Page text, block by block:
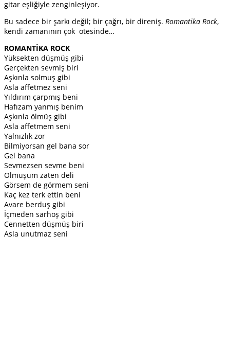
gitar eşliğiyle zenginleşiyor.
Bu sadece bir şarkı değil; bir çağrı, bir direniş. Romantika Rock,
kendi zamanının çok ötesinde…
ROMANTİKA ROCK
Yüksekten düşmüş gibi
Gerçekten sevmiş biri
Aşkınla solmuş gibi
Asla affetmez seni
Yıldırım çarpmış beni
Hafızam yanmış benim
Aşkınla ölmüş gibi
Asla affetmem seni
Yalnızlık zor
Bilmiyorsan gel bana sor
Gel bana
Sevmezsen sevme beni
Olmuşum zaten deli
Görsem de görmem seni
Kaç kez terk ettin beni
Avare berduş gibi
İçmeden sarhoş gibi
Cennetten düşmüş biri
Asla unutmaz seni